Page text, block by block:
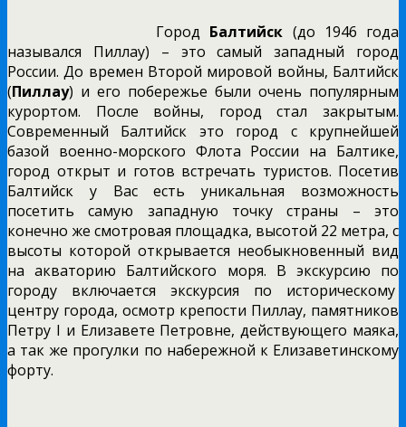
Город Балтийск (до 1946 года
назывался Пиллау) – это самый западный город
России. До времен Второй мировой войны, Балтийск
(Пиллау) и его побережье были очень популярным
курортом. После войны, город стал закрытым.
Современный Балтийск это город с крупнейшей
базой военно-морского Флота России на Балтике,
город открыт и готов встречать туристов. Посетив
Балтийск у Вас есть уникальная возможность
посетить самую западную точку страны – это
конечно же смотровая площадка, высотой 22 метра, с
высоты которой открывается необыкновенный вид
на акваторию Балтийского моря. В экскурсию по
городу включается экскурсия по историческому
центру города, осмотр крепости Пиллау, памятников
Петру I и Елизавете Петровне, действующего маяка,
а так же прогулки по набережной к Елизаветинскому
форту.